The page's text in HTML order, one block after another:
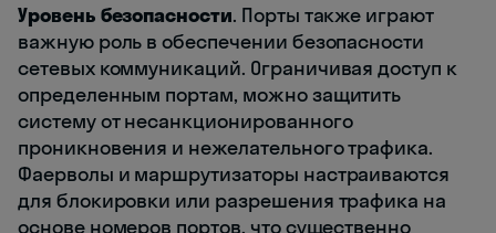
Уровень безопасности. Порты также играют
важную роль в обеспечении безопасности
сетевых коммуникаций. Ограничивая доступ к
определенным портам, можно защитить
систему от несанкционированного
проникновения и нежелательного трафика.
Фаерволы и маршрутизаторы настраиваются
для блокировки или разрешения трафика на
основе номеров портов, что существенно